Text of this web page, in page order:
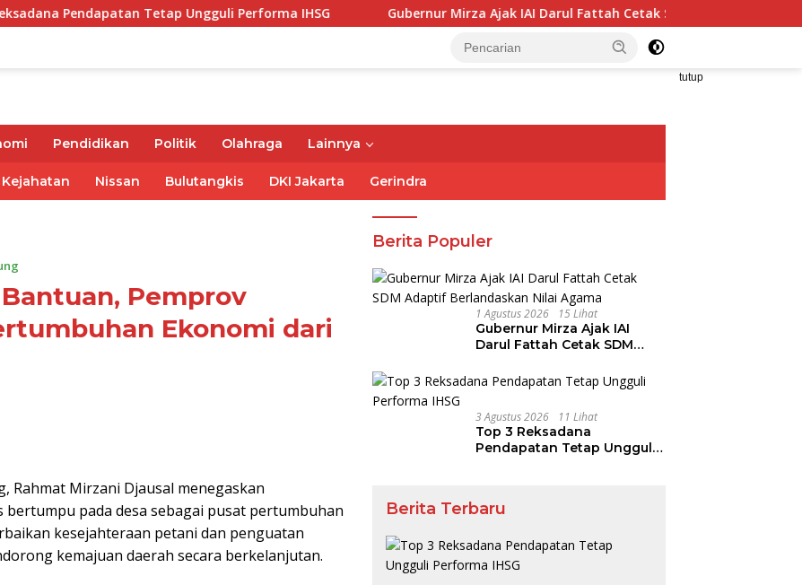
Tetap Ungguli Performa IHSG Gubernur Mirza Ajak IAI Darul Fattah Cetak SDM Adaptif Berlandaskan Nilai
tutup
Pendidikan Politik Olahraga Lainnya
Kejahatan Nissan Bulutangkis DKI Jakarta Gerindra
Pemprov
Ekonomi dari
Mirzani Djausal menegaskan
pada desa sebagai pusat pertumbuhan
kesejahteraan petani dan penguatan
kemajuan daerah secara berkelanjutan.
Berita Populer
1 Agustus 2026 15 Lihat
Gubernur Mirza Ajak IAI
Darul Fattah Cetak SDM
Agama
3 Agustus 2026 11 Lihat
Top 3 Reksadana
Pendapatan Tetap Ungguli
Berita Terbaru